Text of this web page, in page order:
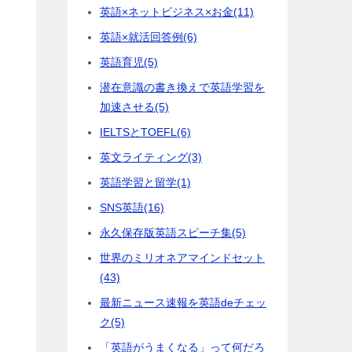
英語×ネットビジネス×お金(11)
英語×就活回答例(6)
英語育児(5)
潜在意識の書き換えで英語学習を
加速させる(5)
IELTSとTOEFL (6)
英文ライティング(3)
英語学習と留学(1)
SNS英語(16)
永久保存版英語スピーチ集(5)
世界のミリオネアマインドセット
(43)
最新ニュース速報を英語deチェッ
ク(5)
「英語がうまくなる」って何だろ